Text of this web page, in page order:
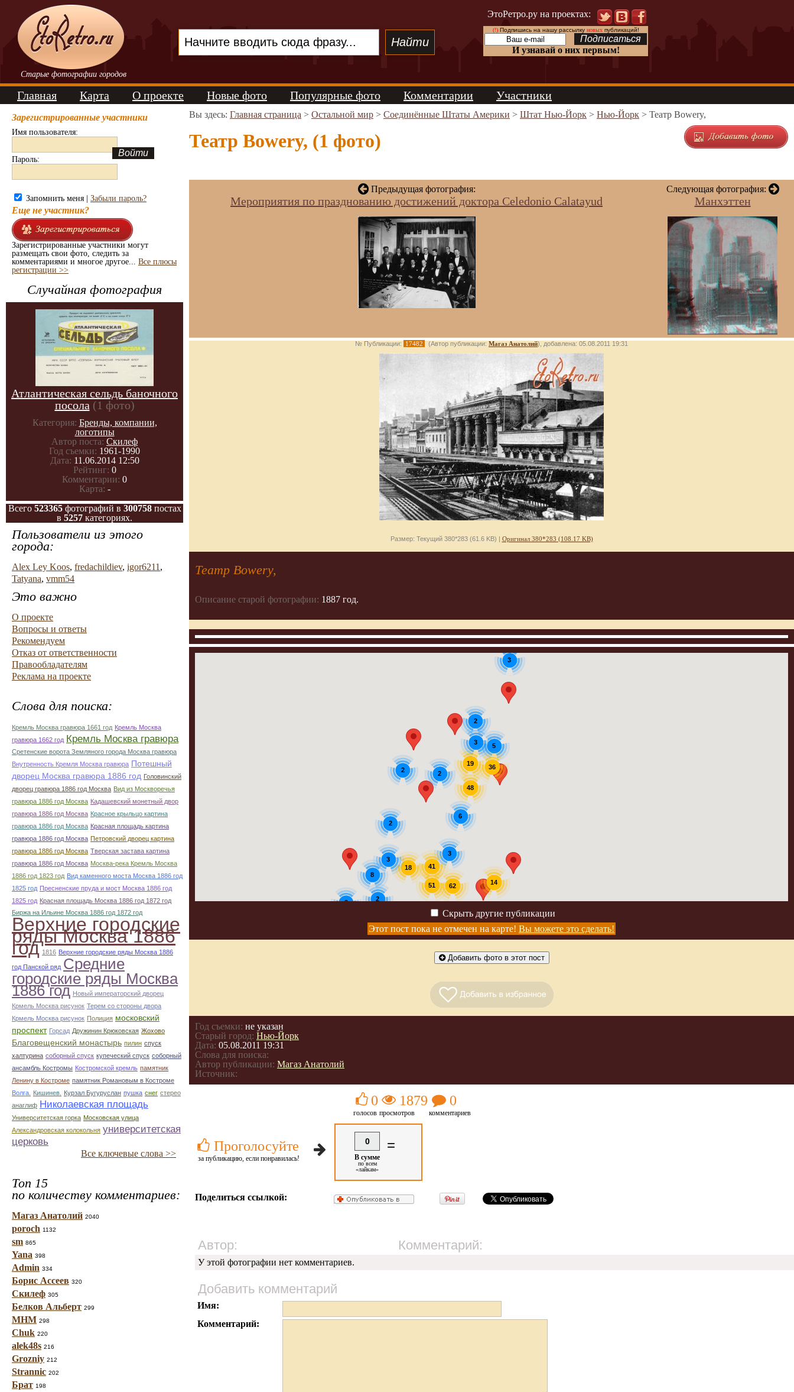
Старые фотографии городов
ЭтоРетро.ру на проектах:
(!)Подпишись на нашу рассылку новыхпубликаций!
И узнавай о них первым!
Главная Карта О проекте Новые фото Популярные фото Комментарии Участники
Зарегистрированные участники
Имя пользователя:
Пароль:
Запомнить меня | Забыли пароль?
Еще не участник?
Зарегистрированные участники могут
размещать свои фото, следить за
комментариями и многое другое... Все плюсы
регистрации >>
Случайная фотография
Атлантическая сельдь баночного
посола (1 фото)
Категория: Бренды, компании,
логотипы
Автор поста: Скилеф
Год съемки: 1961-1990
Дата: 11.06.2014 12:50
Рейтинг: 0
Комментарии: 0
Карта: -
Всего 523365фотографий в 300758постах
в 5257 категориях.
Пользователи из этого
города:
Alex Ley Koos, fredachildiev, igor6211 ,
Tatyana, vmm54
Это важно
О проекте
Вопросы и ответы
Рекомендуем
Отказ от ответственности
Правообладателям
Реклама на проекте
Слова для поиска:
Кремль Москва гравюра 1661 год Кремль Москва
гравюра 1662 год Кремль Москва гравюра
Сретенские ворота Земляного города Москва гравюра
Внутренность Кремля Москва гравюра Потешный
дворец Москва гравюра 1886 год Головинский
дворец гравюра 1886 год Москва Вид из Москворечья
гравюра 1886 год Москва Кадашевский монетный двор
гравюра 1886 год Москва Красное крыльцо картина
гравюра 1886 год Москва Красная площадь картина
гравюра 1886 год Москва Петровский дворец картина
гравюра 1886 год Москва Тверская застава картина
гравюра 1886 год Москва Москва-река Кремль Москва
1886 год 1823 год Вид каменного моста Москва 1886 год
1825 год Пресненские пруда и мост Москва 1886 год
1825 год Красная площадь Москва 1886 год 1872 год
Биржа на Ильине Москва 1886 год 1872 год
Верхние городские
ряды Москва 1886
год 1816 Верхние городские ряды Москва 1886
год Панской ряд Средние
городские ряды Москва
1886 год Новый императорский дворец
Крмель Москва рисунок Терем со стороны двора
Крмель Москва рисунок Полиция московский
проспект Горсад Дружинин Крюковская Жохово
Благовещенский монастырь пилин спуск
халтурина соборный спуск купеческий спуск соборный
ансамбль Костромы Костромской кремль памятник
Ленину в Костроме памятник Романовым в Костроме
Волга.
Кишинев. Курзал Бугуруслан пушка снег стерео
анаглиф Николаевская площадь
Университетская горка Московская улица
Александровская колокольня университетская
церковь
Все ключевые слова >>
Топ 15
по количеству комментариев:
Магаз Анатолий 2040
poroch 1132
sm 865
Yana 398
Admin 334
Борис Ассеев 320
Скилеф 305
Белков Альберт 299
МНМ 298
Chuk 220
alek48s 216
Grozniy 212
Strannic 202
Брат 198
Вы здесь: Главная страница > Остальной мир > Соединённые Штаты Америки > Штат Нью-Йорк > Нью-Йорк > Театр Bowery,
Театр Bowery, (1 фото)
Предыдущая фотография:
Мероприятия по празднованию достижений доктора Celedonio Calatayud
Следующая фотография:
Манхэттен
№ Публикации: 17482 (Автор публикации: Магаз Анатолий), добавлена: 05.08.2011 19:31
Размер: Текущий 380*283 (61.6 KB) | Оригинал 380*283 (108.17 KB)
Театр Bowery,
Описание старой фотографии: 1887 год.
62
5
19
48
51
3
36
2
18
3
2
41
2
8
3
2
14
9
2
6
2
3
Скрыть другие публикации
Этот пост пока не отмечен на карте! Вы можете это сделать!
Добавить фото в этот пост
Год съемки: не указан
Старый город: Нью-Йорк
Дата: 05.08.2011 19:31
Слова для поиска:
Автор публикации: Магаз Анатолий
Источник:
Проголосуйте
за публикацию, если понравилась!
0
голосов
1879
просмотров
0
комментариев
0
В сумме
по всем
«лайкам»
=
Поделиться ссылкой:
Автор: Комментарий:
У этой фотографии нет комментариев.
Добавить комментарий
Имя:
Комментарий: